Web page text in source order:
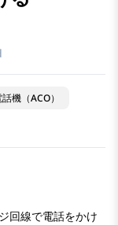
機（ACO）
回線で電話をかけ